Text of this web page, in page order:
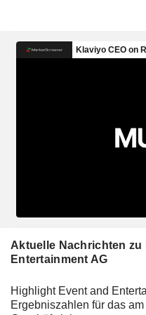
Aktuelle Nachrichten zu
Entertainment AG
Highlight Event and
Ergebniszahlen für das